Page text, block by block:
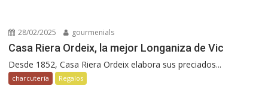
28/02/2025 gourmenials
Casa Riera Ordeix, la mejor Longaniza de Vic
Desde 1852, Casa Riera Ordeix elabora sus preciados...
charcutería Regalos